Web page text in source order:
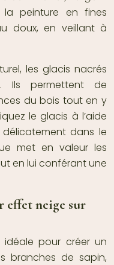
la peinture en fines
doux, en veillant à
les glacis nacrés
Ils permettent de
du bois tout en y
le glacis à l’aide
dans le
met en valeur les
en lui conférant une
effet neige sur
pour créer un
branches de sapin,